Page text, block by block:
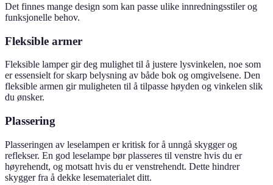
Det finnes mange design som kan passe ulike innredningsstiler og
funksjonelle behov.
Fleksible armer
Fleksible lamper gir deg mulighet til å justere lysvinkelen, noe som
er essensielt for skarp belysning av både bok og omgivelsene. Den
fleksible armen gir muligheten til å tilpasse høyden og vinkelen slik
du ønsker.
Plassering
Plasseringen av leselampen er kritisk for å unngå skygger og
reflekser. En god leselampe bør plasseres til venstre hvis du er
høyrehendt, og motsatt hvis du er venstrehendt. Dette hindrer
skygger fra å dekke lesematerialet ditt.